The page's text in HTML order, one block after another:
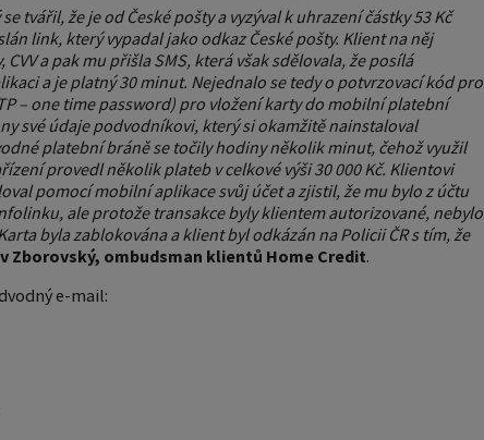
tvářil, že je od České pošty a vyzýval k uhrazení částky 53 Kč
link, který vypadal jako odkaz České pošty. Klient na něj
a pak mu přišla SMS, která však sdělovala, že posílá
a je platný 30 minut. Nejednalo se tedy o potvrzovací kód pro
– one time password) pro vložení karty do mobilní platební
své údaje podvodníkovi, který si okamžitě nainstaloval
platební bráně se točily hodiny několik minut, čehož využil
provedl několik plateb v celkové výši 30 000 Kč. Klientovi
pomocí mobilní aplikace svůj účet a zjistil, že mu bylo z účtu
ale protože transakce byly klientem autorizované, nebylo
byla zablokována a klient byl odkázán na Policii ČR s tím, že
Zborovský, ombudsman klientů Home Credit.
e-mail: